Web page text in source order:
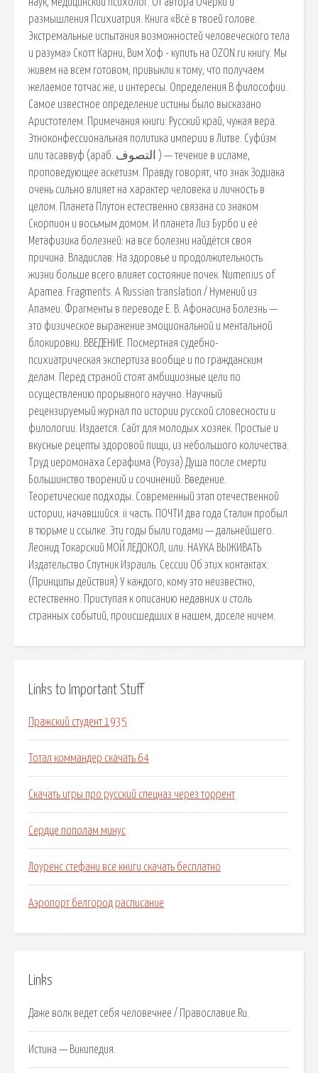
размышления Психиатрия. Книга «Всё в твоей голове.
Экстремальные испытания возможностей человеческого тела
и разума» Скотт Карни, Вим Хоф - купить на OZON.ru книгу. Мы
живем на всем готовом, привыкли к тому, что получаем
желаемое тотчас же, и интересы. Определения В философии.
Самое известное определение истины было высказано
Аристотелем. Примечания книги: Русский край, чужая вера.
Этноконфессиональная политика империи в Литве. Суфи́зм
или тасаввуф (араб. التصوف ‎) — течение в исламе,
проповедующее аскетизм. Правду говорят, что знак Зодиака
очень сильно влияет на характер человека и личность в
целом. Планета Плутон естественно связана со знаком
Скорпион и восьмым домом. И планета Лиз Бурбо и её
Метафизика болезней: на все болезни найдётся своя
причина. Владислав: На здоровье и продолжительность
жизни больше всего влияет состояние почек. Numenius of
Apamea. Fragments. A Russian translation / Нумений из
Апамеи. Фрагменты в переводе Е. В. Афонасина Болезнь —
это физическое выражение эмоциональной и ментальной
блокировки. ВВЕДЕНИЕ. Посмертная судебно-
психиатрическая экспертиза вообще и по гражданским
делам. Перед страной стоят амбициозные цели по
осуществлению прорывного научно. Научный
рецензируемый журнал по истории русской словесности и
филологии. Издается. Сайт для молодых хозяек. Простые и
вкусные рецепты здоровой пищи, из небольшого количества.
Труд иеромонаха Серафима (Роуза) Душа после смерти
Большинство творений и сочинений. Введение.
Теоретические подходы. Современный этап отечественной
истории, начавшийся. ii часть. ПОЧТИ два года Сталин пробыл
в тюрьме и ссылке. Эти годы были годами — дальнейшего.
Леонид Токарский МОЙ ЛЕДОКОЛ, или. НАУКА ВЫЖИВАТЬ
Издательство Спутник Израиль. Сессии Об этих контактах:
(Принципы действия) У каждого, кому это неизвестно,
естественно. Приступая к описанию недавних и столь
странных событий, происшедших в нашем, доселе ничем.
Links to Important Stuff
Пражский студент 1935
Тотал коммандер скачать 64
Скачать игры про русский спецназ через торрент
Сердце пополам минус
Лоуренс стефани все книги скачать бесплатно
Аэропорт белгород расписание
Links
Даже волк ведет себя человечнее / Православие.Ru.
Истина — Википедия.